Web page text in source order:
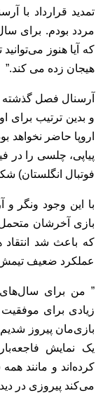
تمدید قرارداد با
مردد بودم. برای
که آیا هنوز
هیجان زده می کند.”
آرسنال فصل گذشته
اروپا حاضر نخواهد
پیاپی، چلسی را در
فوتبال انگلستان)
با این وجود ونگر
که باعث شد انتقاد
عملکرد ضعیف
” من برای سال‌های
زیادی برای موفقیت
بازی‌مان پیروز
یک نمایش
کرده‌اند و مانند
می‌کند پیروزی در